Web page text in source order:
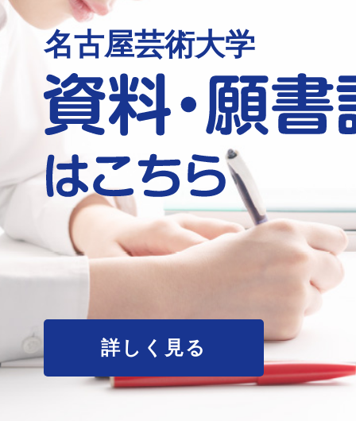
名古屋芸術大学
詳しく見る